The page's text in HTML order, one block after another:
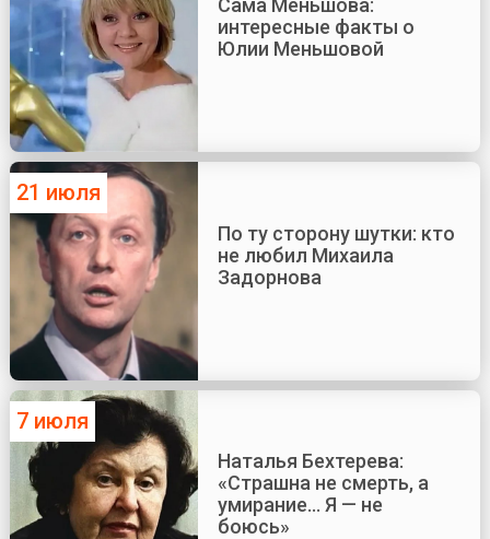
Сама Меньшова:
интересные факты о
Юлии Меньшовой
21 июля
По ту сторону шутки: кто
не любил Михаила
Задорнова
7 июля
Наталья Бехтерева:
«Страшна не смерть, а
умирание... Я — не
боюсь»